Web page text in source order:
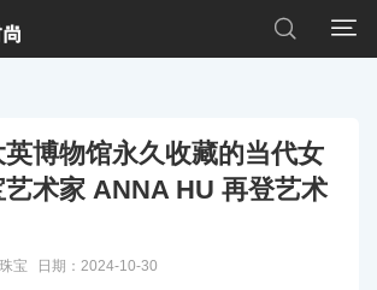


博物馆永久收藏的当代女
术家 ANNA HU 再登艺术
珠宝 日期：2024-10-30